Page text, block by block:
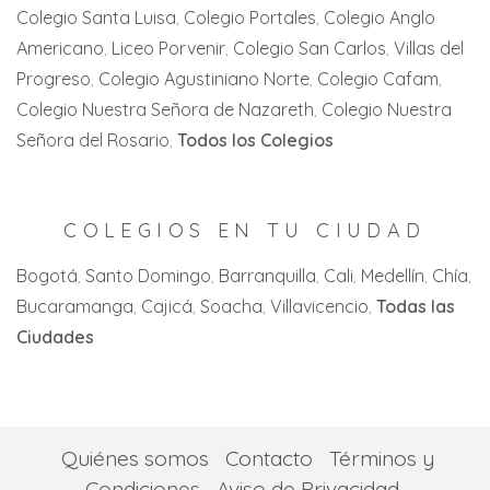
Zaragoza
Zipaquirá
Villa del Rosario
Candelaria
Cartago
Jamundi
La Florida
La Victoria
Palmira
San Pedro
Colegio Santa Luisa Colegio Portales Colegio Anglo
Americano Liceo Porvenir Colegio San Carlos Villas del
Progreso Colegio Agustiniano Norte Colegio Cafam
Colegio Nuestra Señora de Nazareth Colegio Nuestra
Señora del Rosario Todos los Colegios
COLEGIOS EN TU CIUDAD
Bogotá Santo Domingo Barranquilla Cali Medellín Chía
Bucaramanga Cajicá Soacha Villavicencio Todas las
Ciudades
Quiénes somos Contacto
Términos y